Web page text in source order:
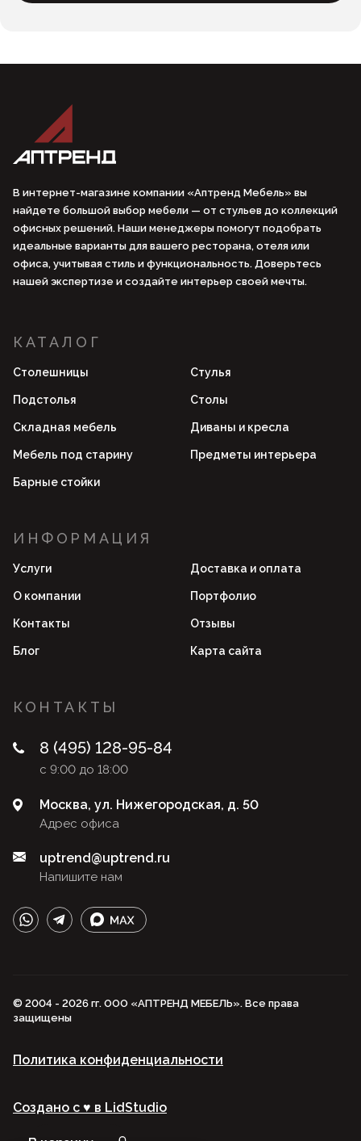
В интернет-магазине компании «Аптренд Мебель» вы
найдете большой выбор мебели — от стульев до коллекций
офисных решений. Наши менеджеры помогут подобрать
идеальные варианты для вашего ресторана, отеля или
офиса, учитывая стиль и функциональность. Доверьтесь
нашей экспертизе и создайте интерьер своей мечты.
КАТАЛОГ
Столешницы Стулья
Подстолья Столы
Складная мебель Диваны и кресла
Мебель под старину Предметы интерьера
Барные стойки
ИНФОРМАЦИЯ
Услуги Доставка и оплата
О компании Портфолио
Контакты Отзывы
Блог Карта сайта
КОНТАКТЫ
8 (495) 128-95-84
с 9:00 до 18:00
Адрес офиса
Москва, ул. Нижегородская, д. 50
Напишите нам
uptrend@uptrend.ru
© 2004 - 2026 гг. ООО «АПТРЕНД МЕБЕЛЬ». Все права
защищены
Политика конфиденциальности
Создано с ♥️ в LidStudio